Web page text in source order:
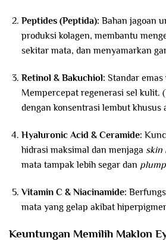
Peptides (Peptida): Bahan jagoan
produksi kolagen, membantu
sekitar mata, dan menyamarkan
Retinol & Bakuchiol: Standar
Mempercepat regenerasi sel kulit.
dengan konsentrasi lembut khusus
Hyaluronic Acid & Ceramide:
hidrasi maksimal dan menjaga skin
mata tampak lebih segar dan plump
Vitamin C & Niacinamide:
mata yang gelap akibat
Keuntungan Memilih Maklon